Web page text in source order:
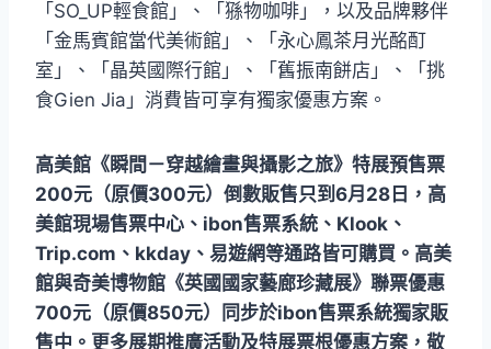
「SO_UP輕食館」、「猻物咖啡」，以及品牌夥伴
「金馬賓館當代美術館」、「永心鳳茶月光酩酊
室」、「晶英國際行館」、「舊振南餅店」、「挑
食Gien Jia」消費皆可享有獨家優惠方案。
高美館《瞬間－穿越繪畫與攝影之旅》特展預售票
200元（原價300元）倒數販售只到6月28日，高
美館現場售票中心、ibon售票系統、Klook、
Trip.com、kkday、易遊網等通路皆可購買。高美
館與奇美博物館《英國國家藝廊珍藏展》聯票優惠
700元（原價850元）同步於ibon售票系統獨家販
售中。更多展期推廣活動及特展票根優惠方案，敬